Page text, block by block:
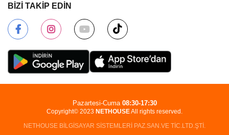
BİZİ TAKİP EDİN
Copyright© 2023 NETHOUSEAll rights reserved.
NETHOUSE BİLGİSAYAR SİSTEMLERİ PAZ.SAN.VE TİC.LTD.ŞTİ.
Pazartesi-Cuma 08:30-17:30